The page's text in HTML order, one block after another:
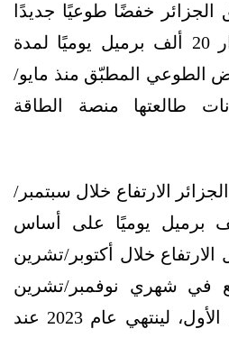
خفضًا طوعيًا جديدًا
لإنتاجها النفطي بمقدار 20 ألف برميل يوميًا لمدة
الطوعي المطبّق منذ مايو/
بيانات طالعتها منصة الطاقة
الارتفاع خلال سبتمبر/
بمقدار 17 ألف برميل يوميًا على أساس
خلال أكتوبر/تشرين
في شهري نوفمبر/تشرين
الثاني وديسمبر/كانون الأول، لينتهي عام 2023 عند